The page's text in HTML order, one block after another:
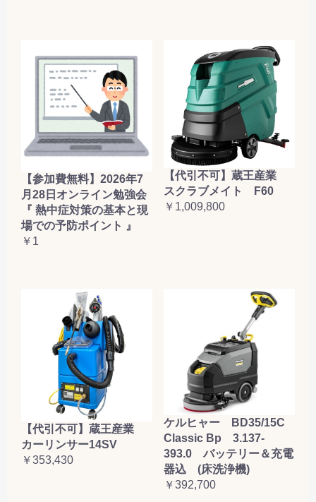
【参加費無料】2026年7
月28日オンライン勉強会
『 熱中症対策の基本と現
場での予防ポイント 』
￥1
【代引不可】蔵王産業
スクラブメイト F60
￥1,009,800
【代引不可】蔵王産業
カーリンサー14SV
￥353,430
ケルヒャー BD35/15C
Classic Bp 3.137-
393.0 バッテリー＆充電
器込 (床洗浄機)
￥392,700